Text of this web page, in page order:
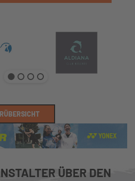
ÜBER DEN